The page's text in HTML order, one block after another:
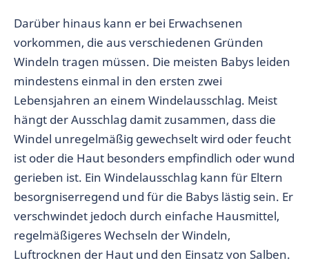
Darüber hinaus kann er bei Erwachsenen
vorkommen, die aus verschiedenen Gründen
Windeln tragen müssen. Die meisten Babys leiden
mindestens einmal in den ersten zwei
Lebensjahren an einem Windelausschlag. Meist
hängt der Ausschlag damit zusammen, dass die
Windel unregelmäßig gewechselt wird oder feucht
ist oder die Haut besonders empfindlich oder wund
gerieben ist. Ein Windelausschlag kann für Eltern
besorgniserregend und für die Babys lästig sein. Er
verschwindet jedoch durch einfache Hausmittel,
regelmäßigeres Wechseln der Windeln,
Luftrocknen der Haut und den Einsatz von Salben.